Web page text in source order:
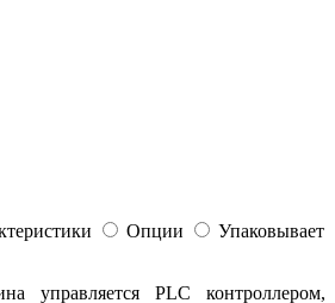
Опции
Упаковывает
управляется PLC контроллером,